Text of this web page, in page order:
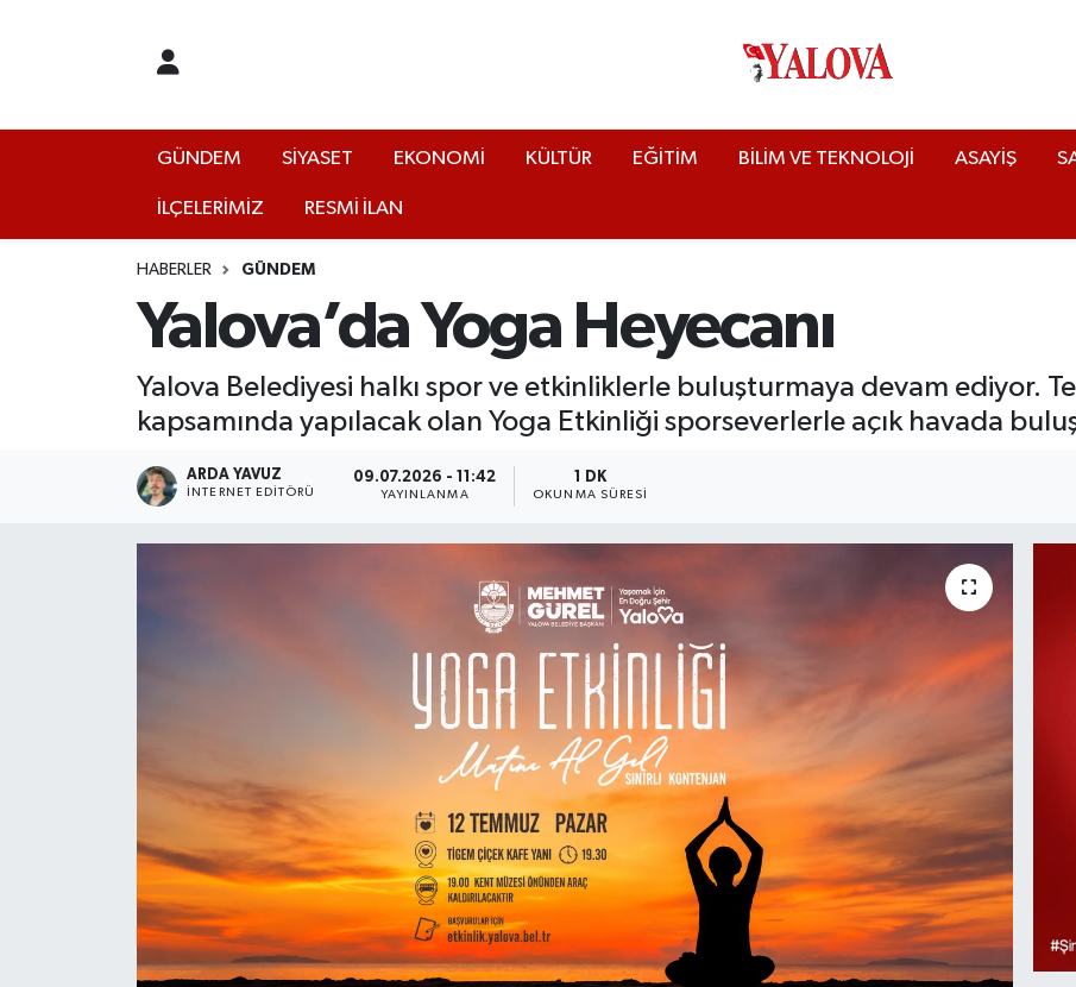
GÜNDEM SİYASET EKONOMİ KÜLTÜR EĞİTİM BİLİM VE TEKNOLOJİ ASAYİŞ
İLÇELERİMİZ RESMİ İLAN
HABERLER GÜNDEM
Yalova’da Yoga Heyecanı
Yalova Belediyesi halkı spor ve etkinliklerle buluşturmaya devam ediyor.
kapsamında yapılacak olan Yoga Etkinliği sporseverlerle açık havada
ARDA YAVUZ
İNTERNET EDITÖRÜ
09.07.2026 - 11:42
YAYINLANMA
1 DK
OKUNMA SÜRESI
EKONOMİ
KÜLTÜR
BİLİM VE TEKNOLOJİ
Yalova Hava Durumu
Yalova Namaz Vakitleri
Yalova Trafik Yoğunluk Haritası
Puan Durumu ve Fikstür
Tüm Manşetler